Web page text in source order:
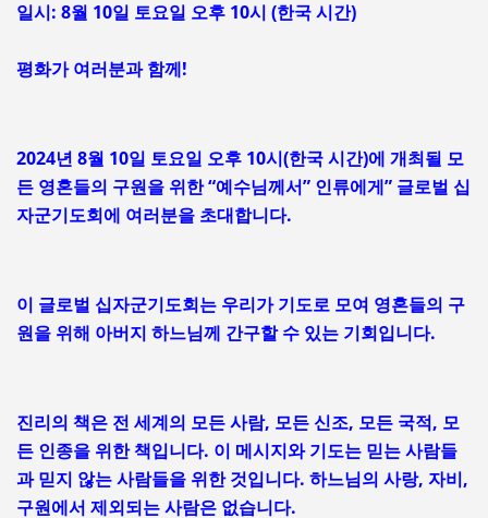
일시: 8월 10일 토요일 오후 10시 (한국 시간)
평화가 여러분과 함께!
2024년 8월 10일 토요일 오후 10시(한국 시간)에 개최될 모
든 영혼들의 구원을 위한 “예수님께서” 인류에게” 글로벌 십
자군기도회에 여러분을 초대합니다.
이 글로벌 십자군기도회는 우리가 기도로 모여 영혼들의 구
원을 위해 아버지 하느님께 간구할 수 있는 기회입니다.
진리의 책은 전 세계의 모든 사람, 모든 신조, 모든 국적, 모
든 인종을 위한 책입니다. 이 메시지와 기도는 믿는 사람들
과 믿지 않는 사람들을 위한 것입니다. 하느님의 사랑, 자비,
구원에서 제외되는 사람은 없습니다.